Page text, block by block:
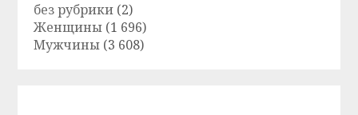
без рубрики (2)
Женщины (1 696)
Мужчины (3 608)